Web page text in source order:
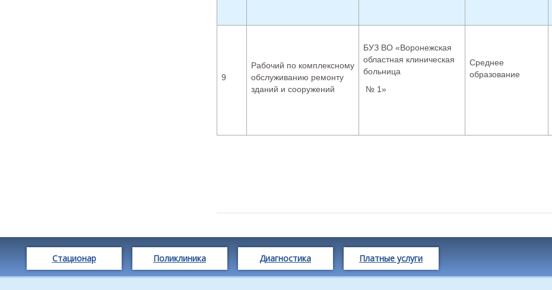
9
Рабочий по комплексному
обслуживанию ремонту
зданий и сооружений
БУЗ ВО «Воронежская
областная клиническая
больница
№ 1»
Среднее
образование
Стационар Поликлиника Диагностика Платные услуги